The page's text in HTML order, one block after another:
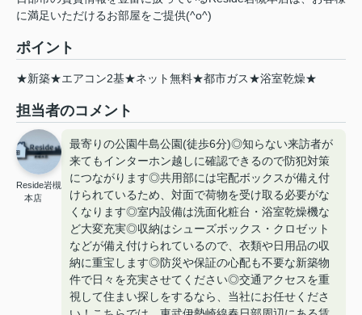
に満足いただけるお部屋をご提供(^o^)
ポイント
★新築★エアコン2基★ネット無料★都市ガス★浴室乾燥★
担当者のコメント
Reside岩槻
本店
最寄りの公園牛島公園(徒歩6分)◎知らない来訪者が
来てもインターホン越しに確認できるので防犯対策
につながります◎共用部には宅配ボックスが備え付
けられているため、対面で荷物を受け取る必要がな
くなります◎室内設備は洗面化粧台・浴室乾燥機な
ど大変充実◎収納はシューズボックス・クロゼット
などが備え付けられているので、衣類や日用品の収
納に重宝します◎防災や保証の心配も不要な新築物
件で日々を充実させてください◎交通アクセスを重
視して住まい探しをするなら、当社にお任せくださ